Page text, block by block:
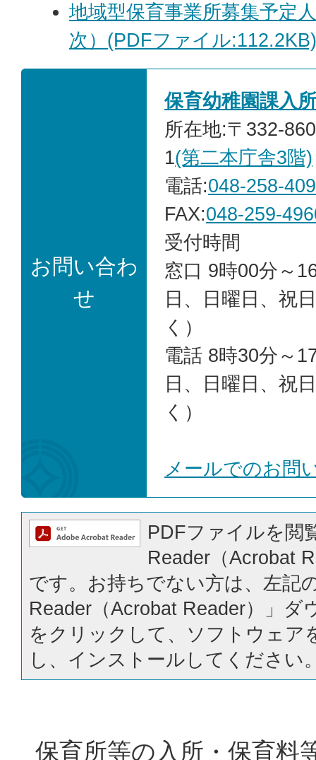
地域型保育事業所募集予定
次）(PDFファイル
お問い合わ
せ
保育幼稚園課入
所在地:〒332-
1(第二本庁舎3階)
電話:048-258-
FAX:048-259-
受付時間
窓口 9時00分～
日、日曜日、祝
く）
電話 8時30分～
日、日曜日、祝
く）​​​​​​​
メールでのお問
PDFファイルを閲
Reader（Acrobat
です。お持ちでない方は、左記
Reader（Acrobat Reader）」ダ
をクリックして、ソフトウェア
し、インストールしてください
保育所等の入所・保育料